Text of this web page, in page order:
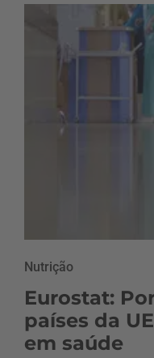
Nutrição
Eurostat:
países da
em saúde